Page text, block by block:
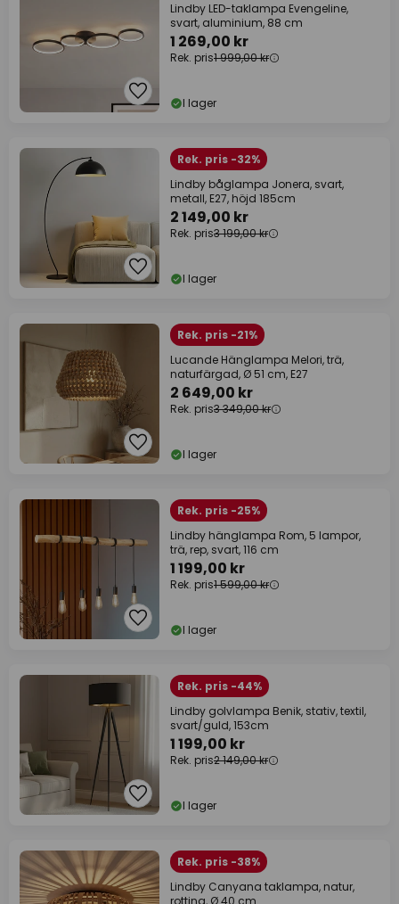
Lindby LED-taklampa Evengeline,
svart, aluminium, 88 cm
1 269,00 kr
Rek. pris1 999,00 kr
I lager
Rek. pris -32%
Lindby båglampa Jonera, svart,
metall, E27, höjd 185cm
2 149,00 kr
Rek. pris3 199,00 kr
I lager
Rek. pris -21%
Lucande Hänglampa Melori, trä,
naturfärgad, Ø 51 cm, E27
2 649,00 kr
Rek. pris3 349,00 kr
I lager
Rek. pris -25%
Lindby hänglampa Rom, 5 lampor,
trä, rep, svart, 116 cm
1 199,00 kr
Rek. pris1 599,00 kr
I lager
Rek. pris -44%
Lindby golvlampa Benik, stativ, textil,
svart/guld, 153cm
1 199,00 kr
Rek. pris2 149,00 kr
I lager
Rek. pris -38%
Lindby Canyana taklampa, natur,